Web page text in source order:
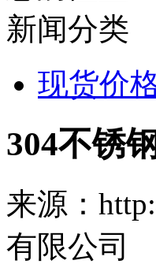
新闻分类
现货价
304不锈
来源：
有限公司